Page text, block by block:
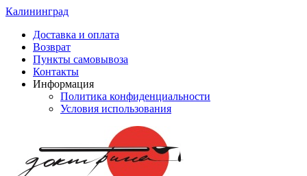
Калининград
Доставка и оплата
Возврат
Пункты самовывоза
Контакты
Информация
Политика конфиденциальности
Условия использования